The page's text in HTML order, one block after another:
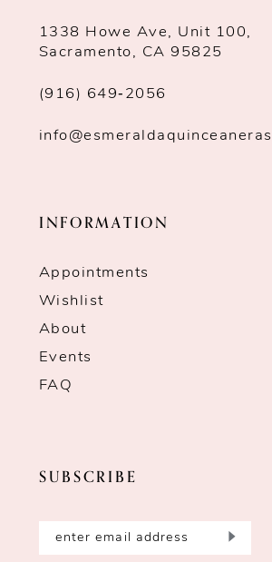
1338 Howe Ave, Unit 100,
Sacramento, CA 95825
(916) 649‑2056
INFORMATION
Appointments
Wishlist
About
Events
FAQ
SUBSCRIBE